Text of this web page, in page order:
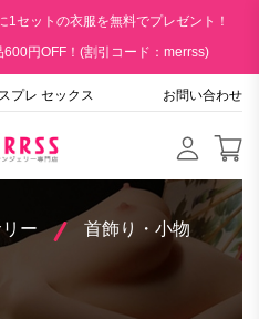
セットの衣服を無料でプレゼント！
円OFF！(割引コード：merrss)
プレ セックス お問い合わせ
ー 首飾り・小物